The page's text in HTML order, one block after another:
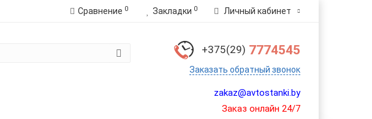
Сравнение 0 Закладки 0 Личный кабинет
+375(29) 7774545
Заказать обратный звонок
zakaz@avtostanki.by
Заказ онлайн 24/7